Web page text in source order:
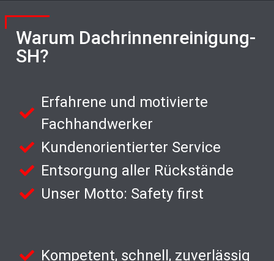
Warum Dachrinnenreinigung-
SH?
Erfahrene und motivierte
Fachhandwerker
Kundenorientierter Service
Entsorgung aller Rückstände
Unser Motto: Safety first
Kompetent, schnell, zuverlässig